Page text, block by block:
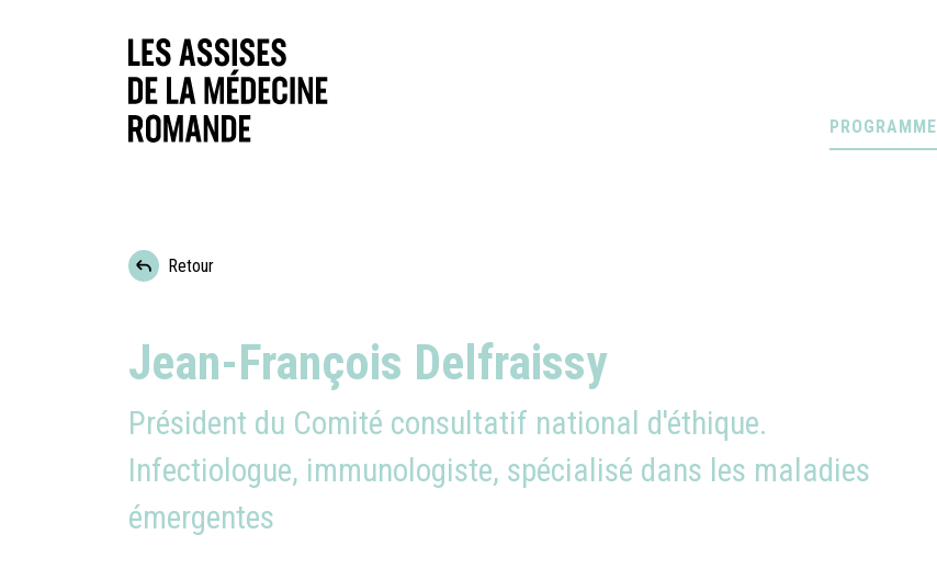
PROGRAMME
Retour
Jean-François Delfraissy
Président du Comité consultatif national d'éthique.
Infectiologue, immunologiste, spécialisé dans les maladies
émergentes